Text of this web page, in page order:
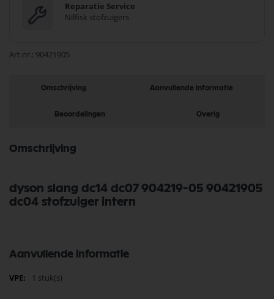
Reparatie Service
Nilfisk stofzuigers
Art.nr. 90421905
Omschrijving Aanvullende informatie
Beoordelingen Overig
Omschrijving
dyson slang dc14 dc07 904219-05 90421905
dc04 stofzuiger intern
Aanvullende informatie
Meer
1 stuk(s)